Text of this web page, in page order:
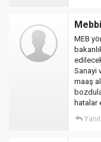
MEB
Sanayi
maaş
hatalar